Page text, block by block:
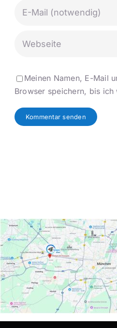
Meinen Namen, E-Mail
Browser speichern, bis